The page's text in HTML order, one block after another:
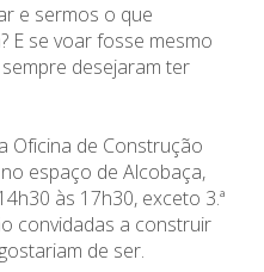
e sermos o que
E se voar fosse mesmo
desejaram ter
Oficina de Construção
espaço de Alcobaça,
às 17h30, exceto 3.ª
convidadas a construir
de ser.